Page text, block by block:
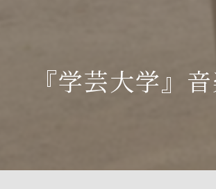
『学芸大学』